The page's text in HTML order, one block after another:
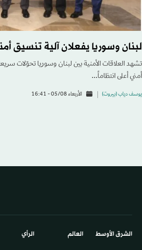
لبنان وسوريا يفعلان آلية تنسيق
تشهد العلاقات الأمنية بين لبنان وسوريا تحوّلات
أمني أعلى انتظاماً...
يوسف دياب (بيروت) الأربعاء 05/08 - 16:41
الشرق الأوسط​ العالم الرأي